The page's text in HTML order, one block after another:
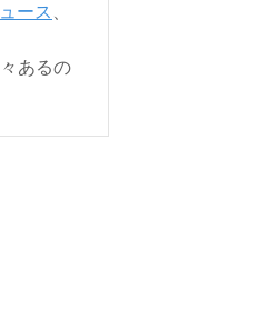
ース
あるの